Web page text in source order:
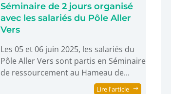
Séminaire de 2 jours organisé
avec les salariés du Pôle Aller
Vers
Les 05 et 06 juin 2025, les salariés du
Pôle Aller Vers sont partis en Séminaire
de ressourcement au Hameau de...
Lire l'article